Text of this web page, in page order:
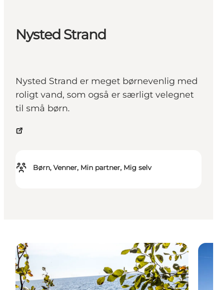
Nysted Strand
Nysted Strand er meget børnevenlig med
roligt vand, som også er særligt velegnet
til små børn.
Børn, Venner, Min partner, Mig selv